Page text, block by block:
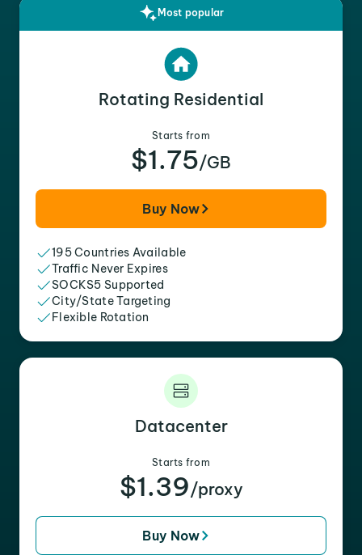
Most popular
Rotating Residential
Starts from
$1.75/GB
Buy Now
195 Countries Available
Traffic Never Expires
SOCKS5 Supported
City/State Targeting
Flexible Rotation
Datacenter
Starts from
$1.39/proxy
Buy Now